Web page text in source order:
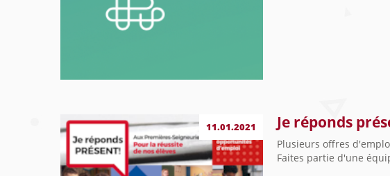
11.01.2021 Je réponds
Plusieurs offres
Faites partie d'une